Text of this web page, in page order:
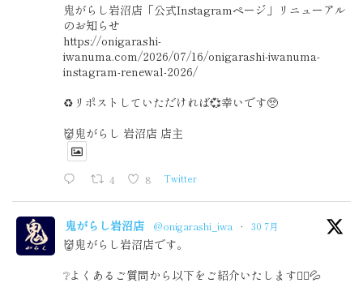
鬼がらし岩沼店「公式Instagramページ」リニューアル
のお知らせ
https://onigarashi-
iwanuma.com/2026/07/16/onigarashi-iwanuma-
instagram-renewal-2026/
♻️リポストしていただければ💞幸いです🥺
👹鬼がらし 岩沼店 店主
4 8 Twitter
鬼がらし岩沼店 @onigarashi_iwa · 30 7月
👹鬼がらし岩沼店です。
❔よくあるご質問から以下をご紹介いたします🙇‍♂️💦